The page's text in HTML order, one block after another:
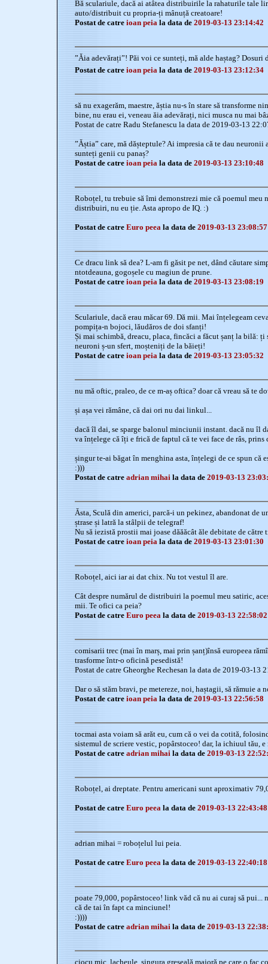
Bă sculariule, dacă ai atâtea distribuirile la rahaturile tale
auto/distribuit cu propria-ți mânuță creatoare!
Postat de catre ioan peia la data de 2019-03-13 23:14:42
”Ăia adevărați”! Păi voi ce sunteți, mă alde haștag? Dosuri
Postat de catre ioan peia la data de 2019-03-13 23:12:34
să nu exagerăm, maestre, ăștia nu-s în stare să transforme
bine, nu erau ei, veneau ăia adevărați, nici musca nu mai
Postat de catre Radu Stefanescu la data de 2019-03-13
”Ăștia” care, mă dășteptule? Ai impresia că te dau neuronii
sunteți genii cu panaș?
Postat de catre ioan peia la data de 2019-03-13 23:10:48
Roboțel, tu trebuie să îmi demonstrezi mie că poemul meu
distribuiri, nu eu ție. Asta apropo de IQ. :)
Postat de catre Euro peea la data de 2019-03-13 23:08:57
Ce dracu link să dea? L-am fi găsit pe net, dând căutare
ntotdeauna, gogoșele cu magiun de prune.
Postat de catre ioan peia la data de 2019-03-13 23:08:19
Sculariule, dacă erau măcar 69. Dă mii. Mai înțelegeam
pompița-n bojoci, lăudăros de doi sfanți!
Și mai schimbă, dreacu, placa, fincăci a făcut șanț la bilă:
neuroni ș-un sfert, moșteniți de la băieți!
Postat de catre ioan peia la data de 2019-03-13 23:05:32
nu mă oftic, praleo, de ce m-aș oftica? doar că vreau să te
și așa vei rămâne, că dai ori nu dai linkul...
dacă îl dai, se sparge balonul minciunii instant. dacă nu îl
va înțelege că îți e frică de faptul că te vei face de râs,
șingur te-ai băgat în menghina asta, înțelegi de ce spun că
:)))
Postat de catre adrian mihai la data de 2019-03-13
Ăsta, Sculă din americi, parcă-i un pekinez, abandonat de
ștrase și latră la stâlpii de telegraf!
Nu să iezistă prostii mai joase dăăăcât ăle debitate de către
Postat de catre ioan peia la data de 2019-03-13 23:01:30
Roboțel, aici iar ai dat chix. Nu tot vestul îl are.
Cât despre numărul de distribuiri la poemul meu satiric,
mii. Te ofici ca peia?
Postat de catre Euro peea la data de 2019-03-13 22:58:02
comisarii trec (mai în marș, mai prin șanț)însă europeea
trasforme într-o oficină pesedistă!
Postat de catre Gheorghe Rechesan la data de 2019-03-13
Dar o să stăm bravi, pe metereze, noi, haștagii, să rămuie a
Postat de catre ioan peia la data de 2019-03-13 22:56:58
tocmai asta voiam să arăt eu, cum că o vei da cotită,
sistemul de scriere vestic, popârstoceo! dar, la ichiuul tău,
Postat de catre adrian mihai la data de 2019-03-13
Roboțel, ai dreptate. Pentru americani sunt aproximativ
Postat de catre Euro peea la data de 2019-03-13 22:43:48
adrian mihai = roboțelul lui peia.
Postat de catre Euro peea la data de 2019-03-13 22:40:18
poate 79,000, popârstoceo! link văd că nu ai curaj să pui...
că de tai în fapt ca minciunel!
:))))
Postat de catre adrian mihai la data de 2019-03-13
ciocu mic, lacheule, singura greșeală majoră pe care o fac